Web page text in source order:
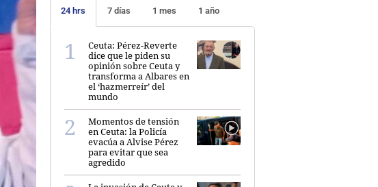
24 hrs 7 días 1 mes 1 año
Ceuta: Pérez-Reverte
dice que le piden su
opinión sobre Ceuta y
transforma a Albares en
el ‘hazmerreír’ del
mundo
Momentos de tensión
en Ceuta: la Policía
evacúa a Alvise Pérez
para evitar que sea
agredido